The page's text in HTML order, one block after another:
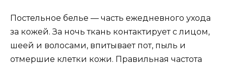
Постельное белье — часть ежедневного ухода
за кожей. За ночь ткань контактирует с лицом,
шеей и волосами, впитывает пот, пыль и
отмершие клетки кожи. Правильная частота